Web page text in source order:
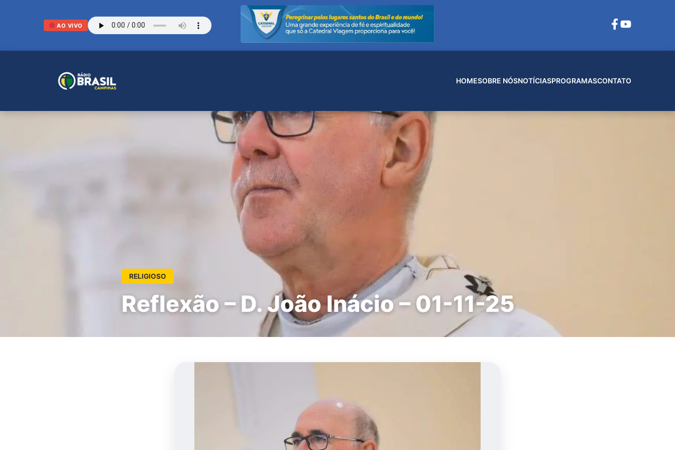
AO VIVO
HOMESOBRE NÓSNOTÍCIASPROGRAMASCONTATO
RELIGIOSO
Reflexão – D. João Inácio – 01-11-25